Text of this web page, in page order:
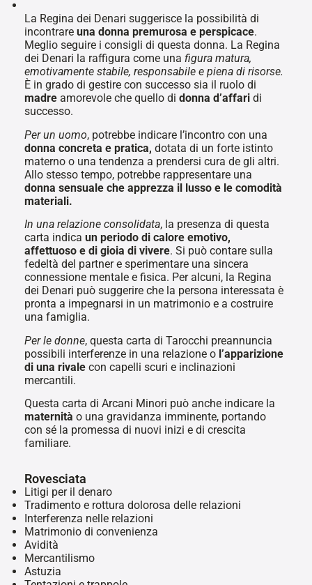
La Regina dei Denari suggerisce la possibilità di
incontrare una donna premurosa e perspicace.
Meglio seguire i consigli di questa donna. La Regina
dei Denari la raffigura come una figura matura,
emotivamente stabile, responsabile e piena di risorse.
È in grado di gestire con successo sia il ruolo di
madre amorevole che quello di donna d’affari di
successo.
Per un uomo, potrebbe indicare l’incontro con una
donna concreta e pratica, dotata di un forte istinto
materno o una tendenza a prendersi cura de gli altri.
Allo stesso tempo, potrebbe rappresentare una
donna sensuale che apprezza il lusso e le comodità
materiali.
In una relazione consolidata, la presenza di questa
carta indica un periodo di calore emotivo,
affettuoso e di gioia di vivere. Si può contare sulla
fedeltà del partner e sperimentare una sincera
connessione mentale e fisica. Per alcuni, la Regina
dei Denari può suggerire che la persona interessata è
pronta a impegnarsi in un matrimonio e a costruire
una famiglia.
Per le donne, questa carta di Tarocchi preannuncia
possibili interferenze in una relazione o l’apparizione
di una rivale con capelli scuri e inclinazioni
mercantili.
Questa carta di Arcani Minori può anche indicare la
maternità o una gravidanza imminente, portando
con sé la promessa di nuovi inizi e di crescita
familiare.
Rovesciata
Litigi per il denaro
Tradimento e rottura dolorosa delle relazioni
Interferenza nelle relazioni
Matrimonio di convenienza
Avidità
Mercantilismo
Astuzia